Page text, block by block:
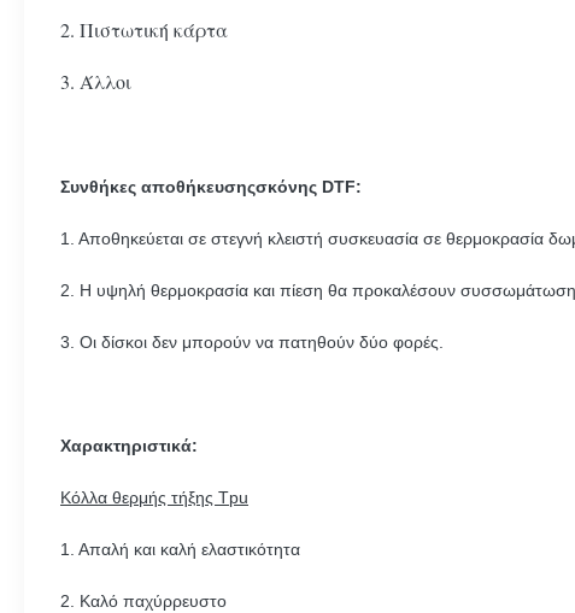
2. Πιστωτική κάρτα
3. Άλλοι
Συνθήκες αποθήκευσηςσκόνης DTF:
1. Αποθηκεύεται σε στεγνή κλειστή συσκευασία σε θερμοκρασία
2. Η υψηλή θερμοκρασία και πίεση θα προκαλέσουν συσσωμάτωση.
3. Οι δίσκοι δεν μπορούν να πατηθούν δύο φορές.
Χαρακτηριστικά:
Κόλλα θερμής τήξης Tpu
1. Απαλή και καλή ελαστικότητα
2. Καλό παχύρρευστο